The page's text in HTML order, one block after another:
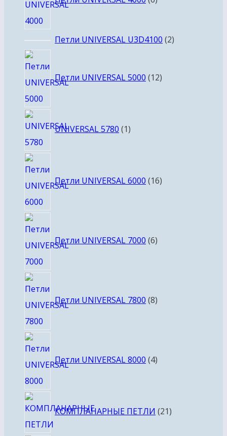
Петли UNIVERSAL U3D4100 22
Петли UNIVERSAL 5000 12товаров
UNIVERSAL 5780 1товар
Петли UNIVERSAL 6000 16товаров
Петли UNIVERSAL 7000 6товаров
Петли UNIVERSAL 7800 8товаров
Петли UNIVERSAL 8000 4товара
КОМПЛАНАРНЫЕ ПЕТЛИ 21товар